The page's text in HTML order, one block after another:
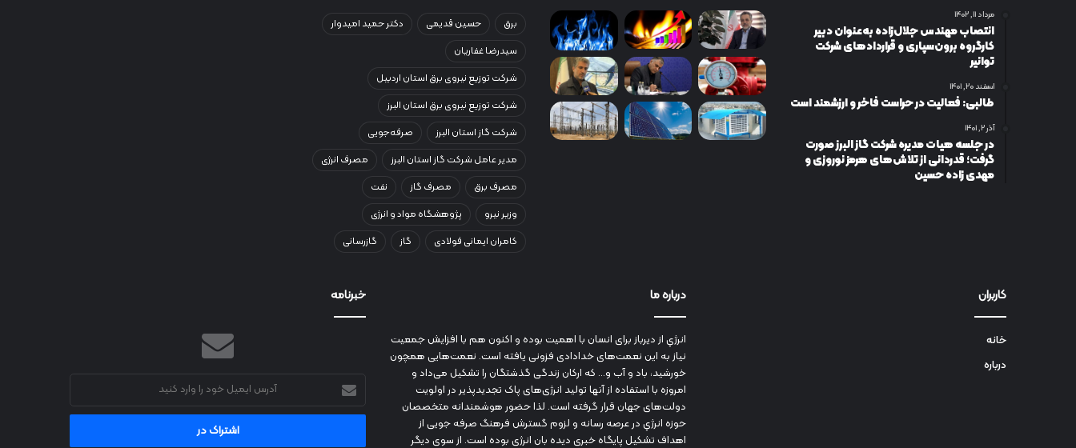
مرداد ۱۱, ۱۴۰۲
انتصاب مهندس جلال‌زاده به‌عنوان دبیر
كارگروه برون‌سپاری و قراردادهای شركت
توانیر
اسفند ۲۰, ۱۴۰۱
طالبی: فعالیت در حراست فاخر و ارزشمند است
آذر ۲, ۱۴۰۱
در جلسه هیات مدیره شرکت گاز البرز صورت
گرفت؛ قدردانی از تلاش‌های هرمز نوروزی و
مهدی زاده حسین
برق حسین قدیمی
دکتر حمید امیدوار
سیدرضا غفاریان
شرکت توزیع نیروی برق استان اردبیل
شرکت توزیع نیروی برق استان البرز
شرکت گاز استان البرز
صرفه‌جویی
مدیر عامل شرکت گاز استان البرز
مصرف انرژی
مصرف برق
مصرف گاز
نفت
وزیر نیرو
پژوهشگاه مواد و انرژی
کامران ایمانی فولادی
گاز گازرسانی
کاربران
خانه
درباره
درباره ما
انرژي‌ از دیرباز برای انسان با اهمیت بوده و اکنون هم با افزایش جمعیت
نیاز به این نعمت‌های خدادادی فزونی یافته است. نعمت‌هایی همچون
خورشید، باد و آب و... که ارکان زندگی گذشتگان را تشکیل می‌داد و
امروزه با استفاده از آنها تولید انرژی‌های پاک تجدیدپذیر در اولویت
دولت‌های جهان قرار گرفته است. لذا حضور هوشمندانه متخصصان
حوزه انرژي در عرصه رسانه و لزوم گسترش فرهنگ صرفه جویی از
اهداف تشکیل پایگاه خبری دیده بان انرژی بوده است. از سوی دیگر
خبرنامه
آدرس
ایمیل
خود